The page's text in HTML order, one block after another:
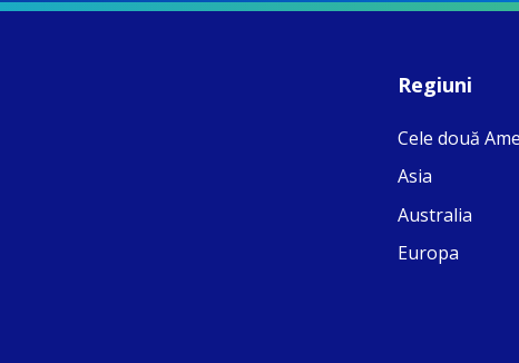
Regiuni
Cele două
Asia
Australia
Europa